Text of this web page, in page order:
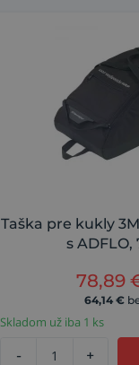
Taška pre kukly
s ADFLO,
78,89
64,14 €
Skladom už iba 1 ks
- +